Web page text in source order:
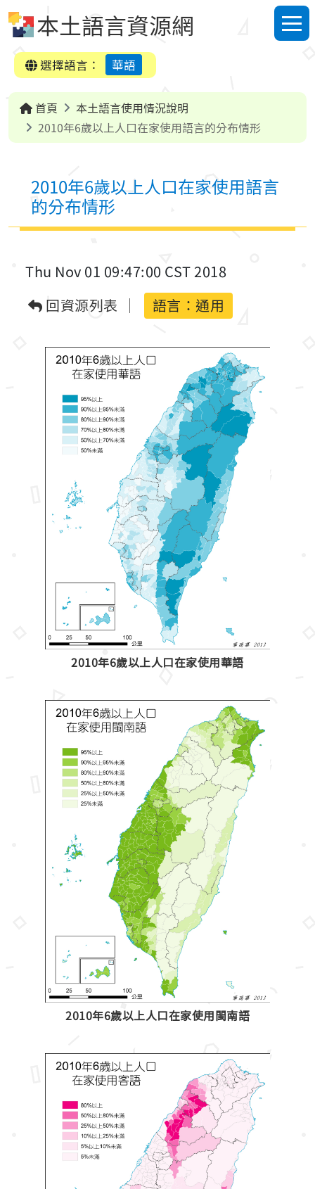
本土語言資源網
選單
選擇語言：
華語
首頁
本土語言使用情況說明
2010年6歲以上人口在家使用語言的分布情形
2010年6歲以上人口在家使用語言
的分布情形
Thu Nov 01 09:47:00 CST 2018
回資源列表
語言：通用
2010年6歲以上人口在家使用華語
2010年6歲以上人口在家使用閩南語